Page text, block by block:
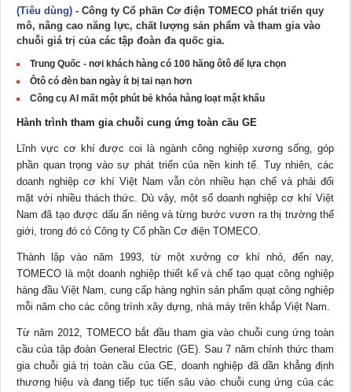
(Tiêu dùng) - Công ty Cổ phần Cơ điện TOMECO phát triển quy
mô, nâng cao năng lực, chất lượng sản phẩm và tham gia vào
chuỗi giá trị của các tập đoàn đa quốc gia.
Trung Quốc - nơi khách hàng có 100 hãng ôtô để lựa chọn
Ôtô có đèn ban ngày ít bị tai nạn hơn
Công cụ AI mất một phút bẻ khóa hàng loạt mật khẩu
Hành trình tham gia chuỗi cung ứng toàn cầu GE
Lĩnh vực cơ khí được coi là ngành công nghiệp xương sống, góp
phần quan trọng vào sự phát triển của nền kinh tế. Tuy nhiên, các
doanh nghiệp cơ khí Việt Nam vẫn còn nhiều hạn chế và phải đối
mặt với nhiều thách thức. Dù vậy, một số doanh nghiệp cơ khí Việt
Nam đã tạo được dấu ấn riêng và từng bước vươn ra thị trường thế
giới, trong đó có Công ty Cổ phần Cơ điện TOMECO.
Thành lập vào năm 1993, từ một xưởng cơ khí nhỏ, đến nay,
TOMECO là một doanh nghiệp thiết kế và chế tạo quạt công nghiệp
hàng đầu Việt Nam, cung cấp hàng nghìn sản phẩm quạt công nghiệp
mỗi năm cho các công trình xây dựng, nhà máy trên khắp Việt Nam.
Từ năm 2012, TOMECO bắt đầu tham gia vào chuỗi cung ứng toàn
cầu của tập đoàn General Electric (GE). Sau 7 năm chính thức tham
gia chuỗi giá trị toàn cầu của GE, doanh nghiệp đã dần khẳng định
thương hiệu và đang tiếp tục tiến sâu vào chuỗi cung ứng của các